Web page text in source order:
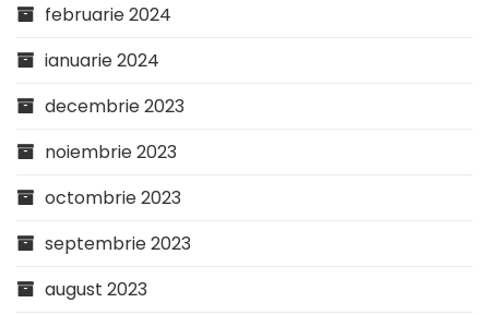
februarie 2024
ianuarie 2024
decembrie 2023
noiembrie 2023
octombrie 2023
septembrie 2023
august 2023